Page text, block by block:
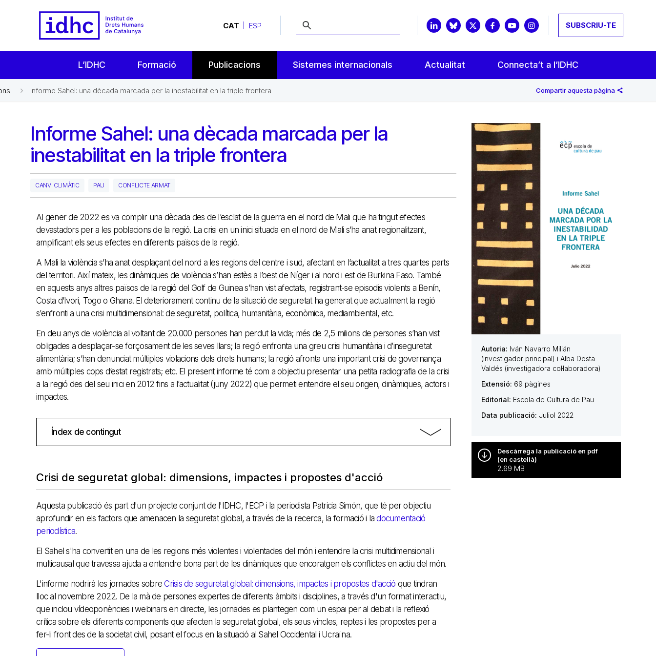
CAT ESP SUBSCRIU-TE
L’IDHC Formació Publicacions Sistemes internacionals Actualitat Connecta’t a l’IDHC
Informe Sahel: una dècada marcada per la inestabilitat en la triple frontera Compartir aquesta pàgina
Informe Sahel: una dècada marcada per la
inestabilitat en la triple frontera
CANVI CLIMÀTIC PAU CONFLICTE ARMAT
Al gener de 2022 es va complir una dècada des de l’esclat de la guerra en el nord de Mali que ha tingut efectes
devastadors per a les poblacions de la regió. La crisi en un inici situada en el nord de Mali s’ha anat regionalitzant,
amplificant els seus efectes en diferents països de la regió.
A Mali la violència s’ha anat desplaçant del nord a les regions del centre i sud, afectant en l’actualitat a tres quartes parts
del territori. Així mateix, les dinàmiques de violència s’han estès a l’oest de Níger i al nord i est de Burkina Faso. També
en aquests anys altres països de la regió del Golf de Guinea s’han vist afectats, registrant-se episodis violents a Benín,
Costa d’Ivori, Togo o Ghana. El deteriorament continu de la situació de seguretat ha generat que actualment la regió
s’enfronti a una crisi multidimensional: de seguretat, política, humanitària, econòmica, mediambiental, etc.
En deu anys de violència al voltant de 20.000 persones han perdut la vida; més de 2,5 milions de persones s’han vist
obligades a desplaçar-se forçosament de les seves llars; la regió enfronta una greu crisi humanitària i d’inseguretat
alimentària; s’han denunciat múltiples violacions dels drets humans; la regió afronta una important crisi de governança
amb múltiples cops d’estat registrats; etc. El present informe té com a objectiu presentar una petita radiografia de la crisi
a la regió des del seu inici en 2012 fins a l’actualitat (juny 2022) que permeti entendre el seu origen, dinàmiques, actors i
impactes.
Índex de contingut
Crisi de seguretat global: dimensions, impactes i propostes d'acció
Aquesta publicació és part d'un projecte conjunt de l'IDHC, l'ECP i la periodista Patricia Simón, que té per objectiu
aprofundir en els factors que amenacen la seguretat global, a través de la recerca, la formació i ladocumentació
periodística.
El Sahel s'ha convertit en una de les regions més violentes i violentades del món i entendre la crisi multidimensional i
multicausal que travessa ajuda a entendre bona part de les dinàmiques que encoratgen els conflictes en actiu del món.
L'informe nodrirà les jornades sobreCrisis de seguretat global: dimensions, impactes i propostes d'acció que tindran
lloc al novembre 2022. De la mà de persones expertes de diferents àmbits i disciplines, a través d'un format interactiu,
que inclou vídeoponències i webinars en directe, les jornades es plantegen com un espai per al debat i la reflexió
crítica sobre els diferents components que afecten la seguretat global, els seus vincles, reptes i les propostes per a
fer-li front des de la societat civil, posant el focus en la situació al Sahel Occidental i Ucraïna.
Autoria: Iván Navarro Milián
(investigador principal) i Alba Dosta
Valdés (investigadora col·laboradora)
Extensió: 69 pàgines
Editorial: Escola de Cultura de Pau
Data publicació: Juliol 2022
Descàrrega la publicació en pdf
(en castellà)
2.69 MB